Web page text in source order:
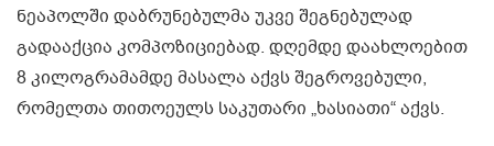
ნეაპოლში დაბრუნებულმა უკვე შეგნებულად
გადააქცია კომპოზიციებად. დღემდე დაახლოებით
8 კილოგრამამდე მასალა აქვს შეგროვებული,
რომელთა თითოეულს საკუთარი „ხასიათი“ აქვს.